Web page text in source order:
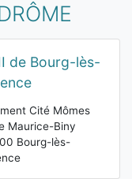
de Bourg-lès-
Cité Mômes
Maurice-Biny
Bourg-lès-